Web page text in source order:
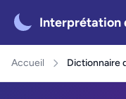
Interprétation
Accueil Dictionnaire